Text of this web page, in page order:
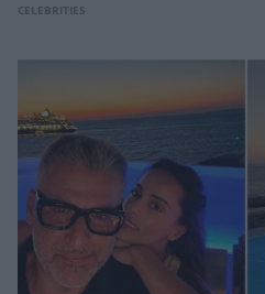
CELEBRITIES